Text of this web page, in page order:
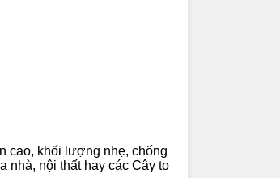
cao, khối lượng nhẹ, chống
nhà, nội thất hay các Cây to